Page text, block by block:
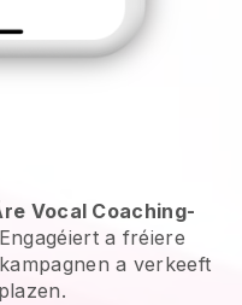
Vocal Coaching-
Engagéiert a fréiere
a verkeeft